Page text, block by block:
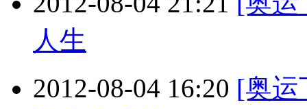
人生
2012-08-04 16:20 [奥运